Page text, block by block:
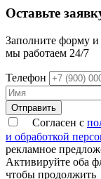
Оставьте
Заполните форму и
мы работаем 24/7
Телефон
Отправить
Согласен с
и обработкой
рекламное
Активируйте оба
чтобы продолжить